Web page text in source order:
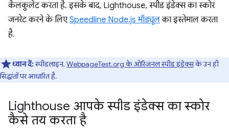
कैलकुलेट करता है. इसके बाद, Lighthouse, स्पीड इंडेक्स का स्कोर
जनरेट करने के लिएSpeedline Node.js मॉड्यूलका इस्तेमाल करता
है.
ध्यान दें:स्पीडलाइन, WebpageTest.org के ओरिजनल स्पीड इंडेक्सके उन ही
सिद्धांतों पर आधारित है.
Lighthouse आपके स्पीड इंडेक्स का स्कोर
कैसे तय करता है